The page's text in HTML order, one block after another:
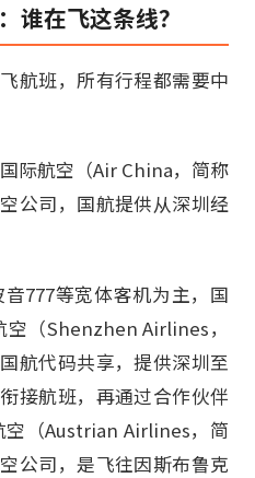
谁在飞这条线？
航班，所有行程都需要中
际航空（Air China，简称
公司，国航提供从深圳经
777等宽体客机为主，国
（Shenzhen Airlines，
航代码共享，提供深圳至
接航班，再通过合作伙伴
空（Austrian Airlines，简
公司，是飞往因斯布鲁克